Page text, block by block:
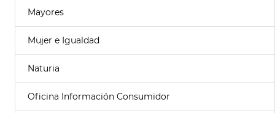
Mayores
Mujer e Igualdad
Naturia
Oficina Información Consumidor